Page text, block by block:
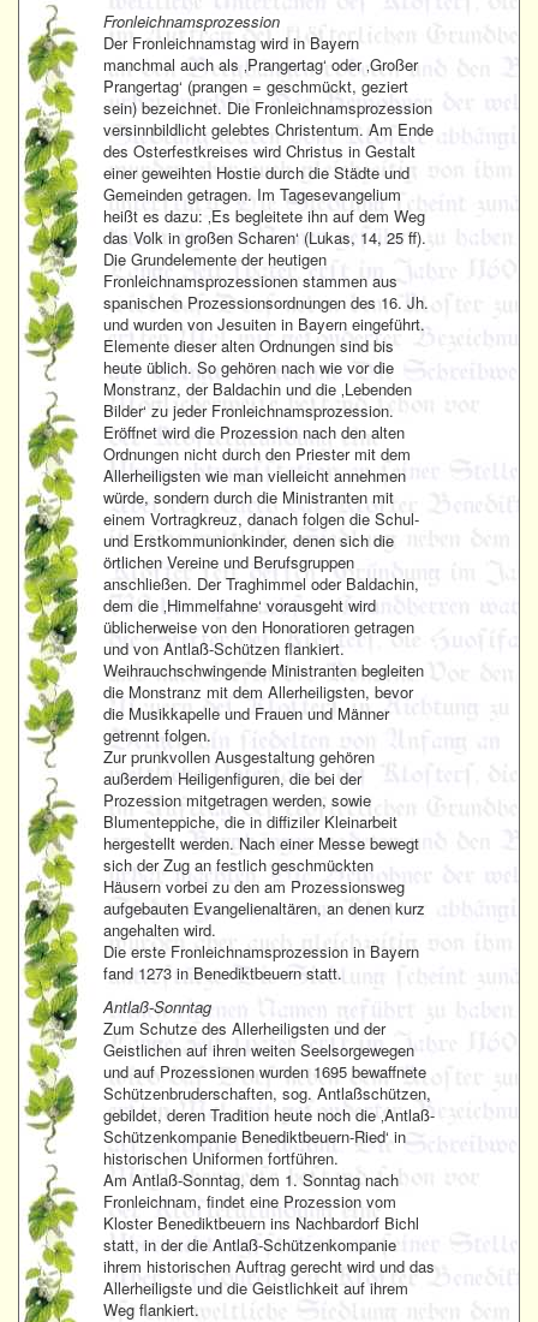
Fronleichnamsprozession
Der Fronleichnamstag wird in Bayern
manchmal auch als ‚Prangertag‘ oder ‚Großer
Prangertag‘ (prangen = geschmückt, geziert
sein) bezeichnet. Die Fronleichnamsprozession
versinnbildlicht gelebtes Christentum. Am Ende
des Osterfestkreises wird Christus in Gestalt
einer geweihten Hostie durch die Städte und
Gemeinden getragen. Im Tagesevangelium
heißt es dazu: ‚Es begleitete ihn auf dem Weg
das Volk in großen Scharen‘ (Lukas, 14, 25 ff).
Die Grundelemente der heutigen
Fronleichnamsprozessionen stammen aus
spanischen Prozessionsordnungen des 16. Jh.
und wurden von Jesuiten in Bayern eingeführt.
Elemente dieser alten Ordnungen sind bis
heute üblich. So gehören nach wie vor die
Monstranz, der Baldachin und die ‚Lebenden
Bilder‘ zu jeder Fronleichnamsprozession.
Eröffnet wird die Prozession nach den alten
Ordnungen nicht durch den Priester mit dem
Allerheiligsten wie man vielleicht annehmen
würde, sondern durch die Ministranten mit
einem Vortragkreuz, danach folgen die Schul-
und Erstkommunionkinder, denen sich die
örtlichen Vereine und Berufsgruppen
anschließen. Der Traghimmel oder Baldachin,
dem die ‚Himmelfahne‘ vorausgeht wird
üblicherweise von den Honoratioren getragen
und von Antlaß-Schützen flankiert.
Weihrauchschwingende Ministranten begleiten
die Monstranz mit dem Allerheiligsten, bevor
die Musikkapelle und Frauen und Männer
getrennt folgen.
Zur prunkvollen Ausgestaltung gehören
außerdem Heiligenfiguren, die bei der
Prozession mitgetragen werden, sowie
Blumenteppiche, die in diffiziler Kleinarbeit
hergestellt werden. Nach einer Messe bewegt
sich der Zug an festlich geschmückten
Häusern vorbei zu den am Prozessionsweg
aufgebauten Evangelienaltären, an denen kurz
angehalten wird.
Die erste Fronleichnamsprozession in Bayern
fand 1273 in Benediktbeuern statt.
Antlaß-Sonntag
Zum Schutze des Allerheiligsten und der
Geistlichen auf ihren weiten Seelsorgewegen
und auf Prozessionen wurden 1695 bewaffnete
Schützenbruderschaften, sog. Antlaßschützen,
gebildet, deren Tradition heute noch die ‚Antlaß-
Schützenkompanie Benediktbeuern-Ried‘ in
historischen Uniformen fortführen.
Am Antlaß-Sonntag, dem 1. Sonntag nach
Fronleichnam, findet eine Prozession vom
Kloster Benediktbeuern ins Nachbardorf Bichl
statt, in der die Antlaß-Schützenkompanie
ihrem historischen Auftrag gerecht wird und das
Allerheiligste und die Geistlichkeit auf ihrem
Weg flankiert.